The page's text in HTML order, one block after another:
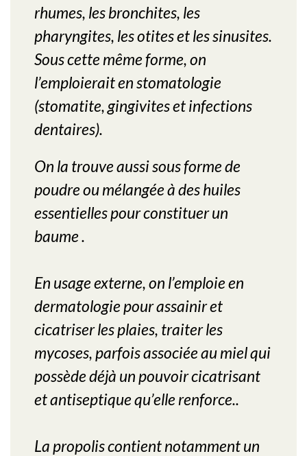
rhumes, les bronchites, les
pharyngites, les otites et les sinusites.
Sous cette même forme, on
l’emploierait en stomatologie
(stomatite, gingivites et infections
dentaires).
On la trouve aussi sous forme de
poudre ou mélangée à des huiles
essentielles pour constituer un
baume .
En usage externe, on l’emploie en
dermatologie pour assainir et
cicatriser les plaies, traiter les
mycoses, parfois associée au miel qui
possède déjà un pouvoir cicatrisant
et antiseptique qu’elle renforce..
La propolis contient notamment un